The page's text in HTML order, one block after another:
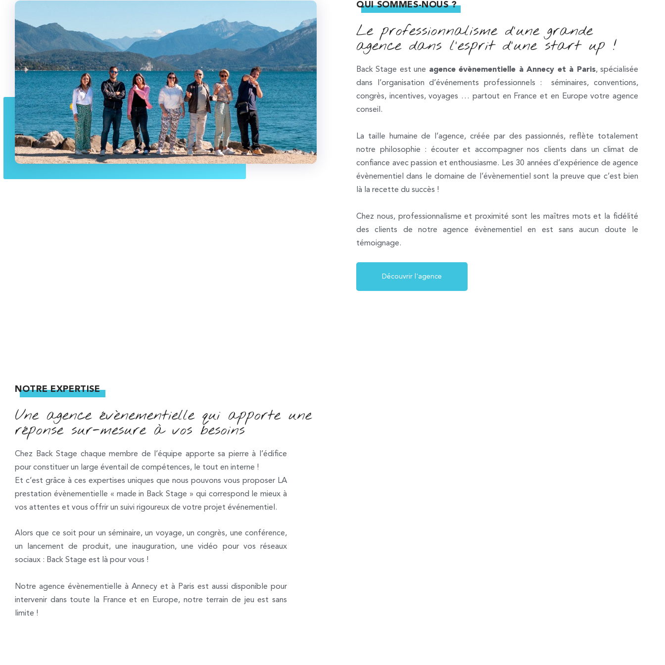
QUI SOMMES-NOUS ?
Le professionnalisme d'une grande
agence dans l'esprit d'une start up !
Back Stage est une agence évènementielle à Annecy et à Paris, spécialisée
dans l’organisation d’événements professionnels : séminaires, conventions,
congrès, incentives, voyages … partout en France et en Europe votre agence
conseil.
La taille humaine de l’agence, créée par des passionnés, reflète totalement
notre philosophie : écouter et accompagner nos clients dans un climat de
confiance avec passion et enthousiasme. Les 30 années d’expérience de agence
évènementiel dans le domaine de l’évènementiel sont la preuve que c’est bien
là la recette du succès !
Chez nous,professionnalisme et proximité sont les maîtres mots et la fidélité
des clients de notreagence évènementiel
en est sans aucun doute le
témoignage.
Découvrir l'agence
NOTRE EXPERTISE
Une agence évènementielle qui apporte une
réponse sur-mesure à vos besoins
Chez Back Stage chaque membre de l’équipe apporte sa pierre à l’édifice
pour constituer un large éventail de compétences, le tout en interne !
Et c’est grâce à ces expertises uniques que nous pouvons vous proposer LA
prestation évènementielle « made in Back Stage » qui correspond le mieux à
vos attentes et vous offrir un suivi rigoureux de votre projet événementiel.
Alors que ce soit pour un séminaire, un voyage, un congrès, une conférence,
un lancement de produit, une inauguration, une vidéo pour vos réseaux
sociaux : Back Stage est là pour vous !
Notre agence évènementielle à Annecy et à Paris est aussi disponible pour
intervenir dans toute la France et en Europe, notre terrain de jeu est sans
limite !